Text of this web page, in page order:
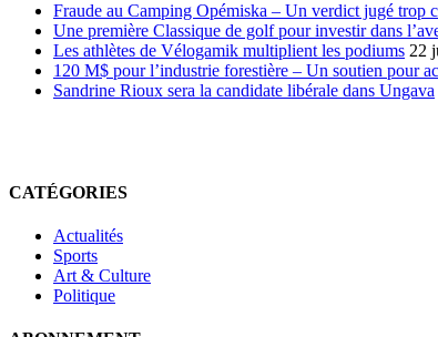
Fraude au Camping Opémiska – Un verdict jugé trop
Une première Classique de golf pour investir dans
Les athlètes de Vélogamik multiplient les podiums 22
120 M$ pour l’industrie forestière – Un soutien pour
Sandrine Rioux sera la candidate libérale dans Ungava
CATÉGORIES
Actualités
Sports
Art & Culture
Politique